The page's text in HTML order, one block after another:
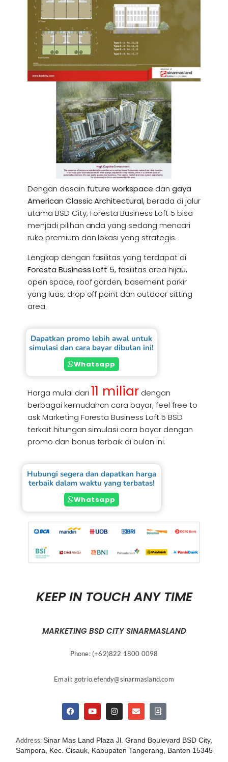
Dengan desain future workspace dan gaya
American Classic Architectural,berada di jalur
utama BSD City, Foresta Business Loft 5 bisa
menjadi pilihan anda yang sedang mencari
ruko premium dan lokasi yang strategis.
Lengkap dengan fasilitas yang terdapat di
Foresta Business Loft 5,fasilitas area hijau,
open space, roof garden, basement parkir
yang luas, drop off point dan outdoor sitting
area.
Dapatkan promo lebih awal untuk
simulasi dan cara bayar dibulan ini!
Whatsapp
Harga mulai dari 11 miliar dengan
berbagai kemudahan cara bayar, feel free to
ask Marketing Foresta Business Loft 5 BSD
terkait hitungan simulasi cara bayar dengan
promo dan bonus terbaik di bulan ini.
Hubungi segera dan dapatkan harga
terbaik dalam waktu yang terbatas!
Whatsapp
KEEP IN TOUCH ANY TIME
MARKETING BSD CITY SINARMASLAND
Phone: (+62)822 1800 0098
Email: gotrio.efendy@sinarmasland.com
Address:Sinar Mas Land Plaza Jl. Grand Boulevard BSD City,
Sampora, Kec. Cisauk, Kabupaten Tangerang, Banten 15345